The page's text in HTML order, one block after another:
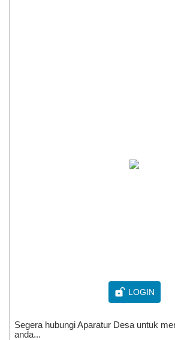
LOGIN
Segera hubungi Aparatur Desa untuk
anda...